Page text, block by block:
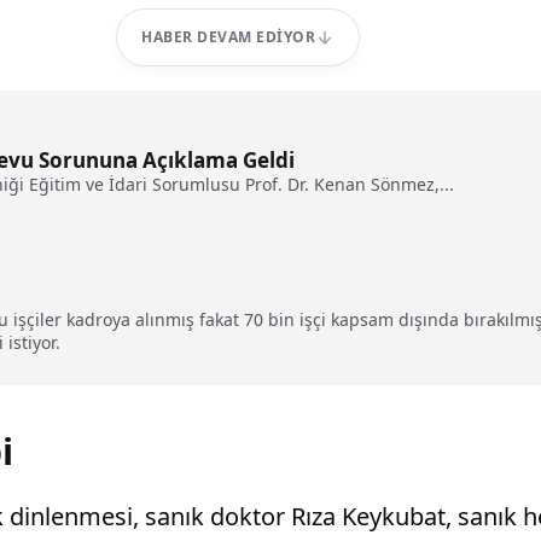
HABER DEVAM EDIYOR
Sorununa Açıklama Geldi
Eğitim ve İdari Sorumlusu Prof. Dr. Kenan Sönmez,...
kadroya alınmış fakat 70 bin işçi kapsam dışında
istiyor.
sanık doktor Rıza Keykubat, sanık